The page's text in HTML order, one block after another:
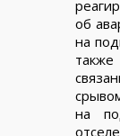
об
на
на